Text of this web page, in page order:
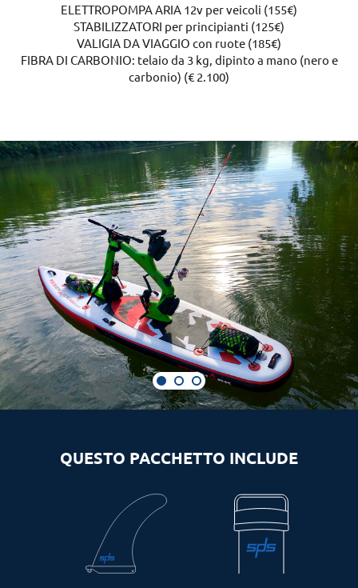
ELETTROPOMPA ARIA 12v per veicoli (155€)
STABILIZZATORI per principianti (125€)
VALIGIA DA VIAGGIO con ruote (185€)
FIBRA DI CARBONIO: telaio da 3 kg, dipinto a mano (nero e
carbonio) (€ 2.100)
QUESTO PACCHETTO INCLUDE